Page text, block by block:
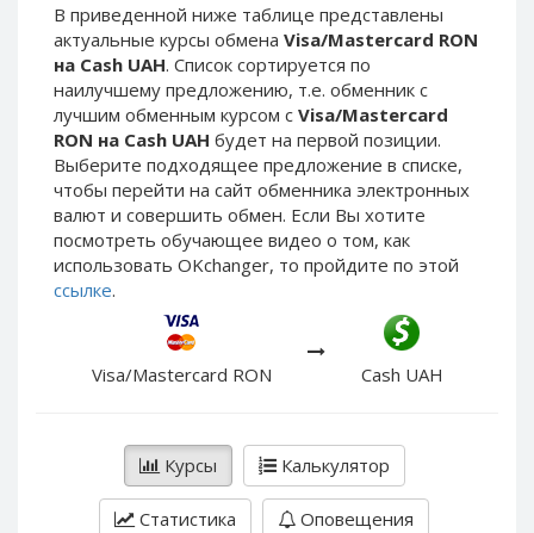
В приведенной ниже таблице представлены
актуальные курсы обмена Visa/Mastercard RON
на Cash UAH. Список сортируется по
наилучшему предложению, т.е. обменник с
лучшим обменным курсом с Visa/Mastercard
RON на Cash UAH будет на первой позиции.
Выберите подходящее предложение в списке,
чтобы перейти на сайт обменника электронных
валют и совершить обмен. Если Вы хотите
посмотреть обучающее видео о том, как
использовать OKchanger, то пройдите по этой
ссылке.
Visa/Mastercard RON Cash UAH
Курсы Калькулятор
Статистика Оповещения
ЮMoney RUB
ЮMoney KZT
PayPal USD
PayPal EUR
PayPal GBP
PayPal CAD
PayPal AUD
PayPal RUB
PayPal CZK
PayPal HKD
PayPal NZD
PayPal NOK
PayPal PLN
ЮMoney RUB
PayPal USD
PayPal EUR
PayPal GBP
PayPal CAD
PayPal AUD
PayPal RUB
PayPal DKK
PayPal HKD
PayPal NZD
PayPal NOK
PayPal PLN